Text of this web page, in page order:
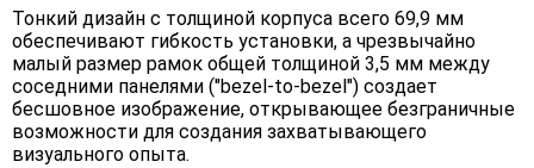
Тонкий дизайн c толщиной корпуса всего 69,9 мм
обеспечивают гибкость установки, а чрезвычайно
малый размер рамок общей толщиной 3,5 мм между
соседними панелями ("bezel-to-bezel") создает
бесшовное изображение, открывающее безграничные
возможности для создания захватывающего
визуального опыта.